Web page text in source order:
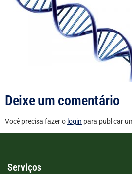
Deixe um comentário
Você precisa fazer o login para publicar
Serviços